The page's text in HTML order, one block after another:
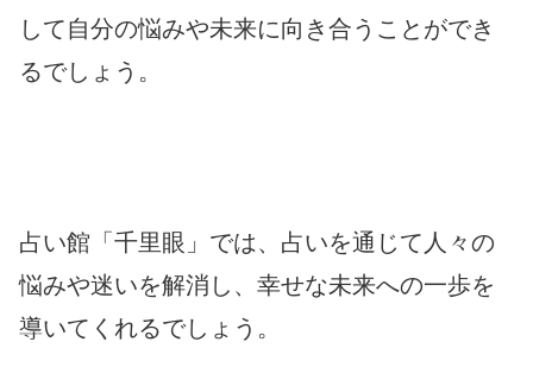
して自分の悩みや未来に向き合うことができ
るでしょう。
占い館「千里眼」では、占いを通じて人々の
悩みや迷いを解消し、幸せな未来への一歩を
導いてくれるでしょう。